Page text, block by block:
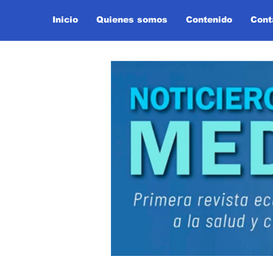
Inicio Quienes somos Contenido